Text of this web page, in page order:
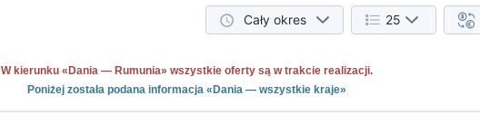
Cały okres 25
W kierunku «Dania — Rumunia» wszystkie oferty są w trakcie realizacji.
Poniżej została podana informacja «Dania — wszystkie kraje»